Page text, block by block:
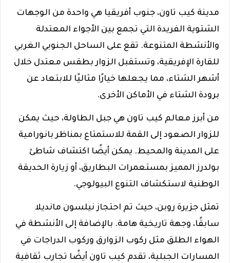
مدينة كيب تاون، جنوب أفريقيا هي واحدة من الوجهات
الشتوية الفريدة التي تجمع بين الأجواء المعتدلة
والأنشطة المتنوعة. تقع على الساحل الجنوبي الغربي
للقارة الإفريقية، وتستقبل الزوار بطقس معتدل خلال
أشهر الشتاء، مما يجعلها خيارًا مثاليًا للابتعاد عن
برودة الشتاء في الأماكن الأخرى.
من أبرز معالم كيب تاون هي جبل الطاولة، حيث يمكن
للزوار الصعود إلى القمة للاستمتاع بمناظر بانورامية
على المدينة والمحيط. يمكن أيضًا اكتشاف شاطئ
بولدرز المميز بمستعمرات البطاريق، أو زيارة الحديقة
الوطنية لاستكشاف التنوع البيولوجي.
تمثل جزيرة روبن، حيث تم احتجاز نيلسون مانديلا
سابقًا، وجهة تاريخية هامة. بالإضافة إلى الأنشطة في
الهواء الطلق مثل ركوب الزوارق وركوب الدراجات في
المسارات الجبلية، تقدم كيب تاون أيضًا تجارب ثقافية